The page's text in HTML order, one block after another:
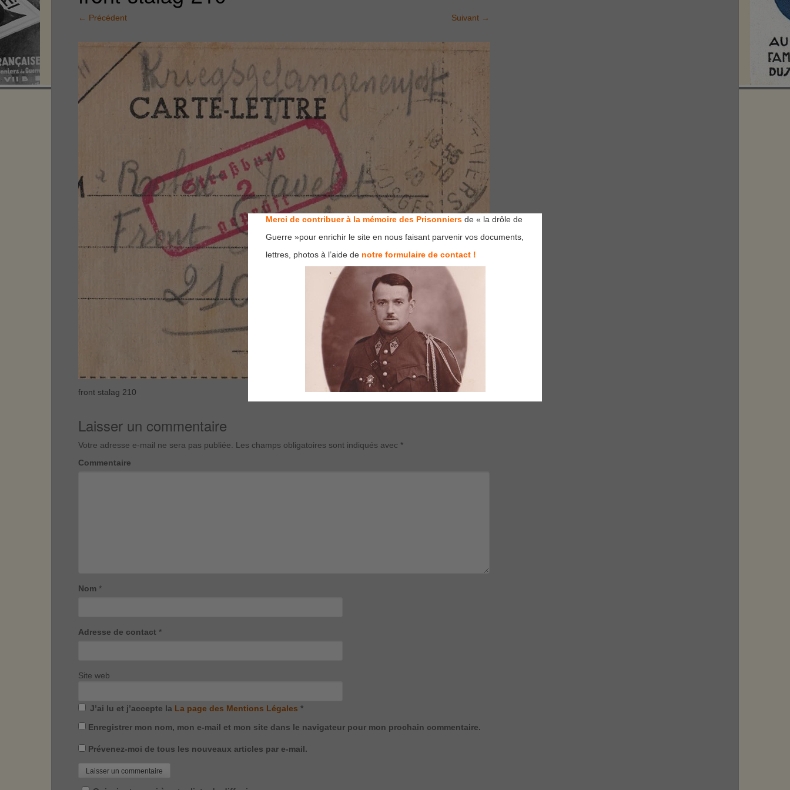
← Précédent Suivant →
front stalag 210
Laisser un commentaire
Votre adresse e-mail ne sera pas publiée. Les champs obligatoires sont indiqués avec *
Commentaire
Nom *
Adresse de contact *
Site web
J’ai lu et j’accepte la La page des Mentions Légales *
Enregistrer mon nom, mon e-mail et mon site dans le navigateur pour mon prochain commentaire.
Prévenez-moi de tous les nouveaux articles par e-mail.
Merci de contribuer à la mémoire des Prisonniers de « la drôle de
Guerre »pour enrichir le site en nous faisant parvenir vos documents,
lettres, photos à l’aide de notre formulaire de contact !